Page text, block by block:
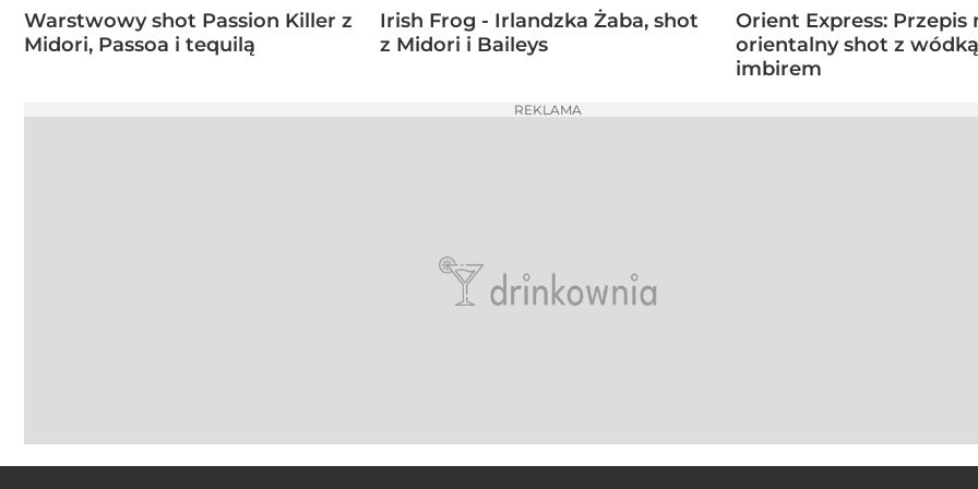
Warstwowy shot Passion Killer z
Midori, Passoa i tequilą
Irish Frog - Irlandzka Żaba, shot
z Midori i Baileys
Orient Express: Przepis
orientalny shot z
imbirem
REKLAMA